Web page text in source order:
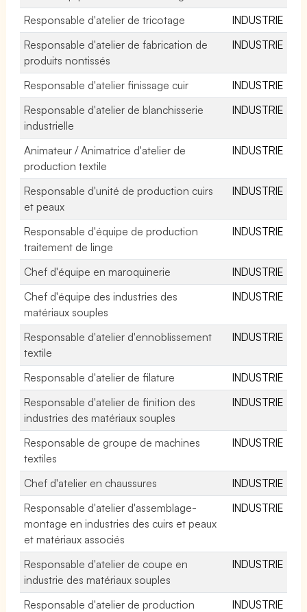
Responsable d'atelier de tricotage
INDUSTRIE
Responsable d'atelier de fabrication de
produits nontissés
INDUSTRIE
Responsable d'atelier finissage cuir
INDUSTRIE
Responsable d'atelier de blanchisserie
industrielle
INDUSTRIE
Animateur / Animatrice d'atelier de
production textile
INDUSTRIE
Responsable d'unité de production cuirs
et peaux
INDUSTRIE
Responsable d'équipe de production
traitement de linge
INDUSTRIE
Chef d'équipe en maroquinerie
INDUSTRIE
Chef d'équipe des industries des
matériaux souples
INDUSTRIE
Responsable d'atelier d'ennoblissement
textile
INDUSTRIE
Responsable d'atelier de filature
INDUSTRIE
Responsable d'atelier de finition des
industries des matériaux souples
INDUSTRIE
Responsable de groupe de machines
textiles
INDUSTRIE
Chef d'atelier en chaussures
INDUSTRIE
Responsable d'atelier d'assemblage-
montage en industries des cuirs et peaux
et matériaux associés
INDUSTRIE
Responsable d'atelier de coupe en
industrie des matériaux souples
INDUSTRIE
Responsable d'atelier de production
INDUSTRIE